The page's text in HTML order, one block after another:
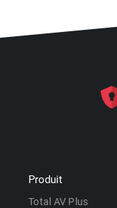
Produit
Total AV Plus